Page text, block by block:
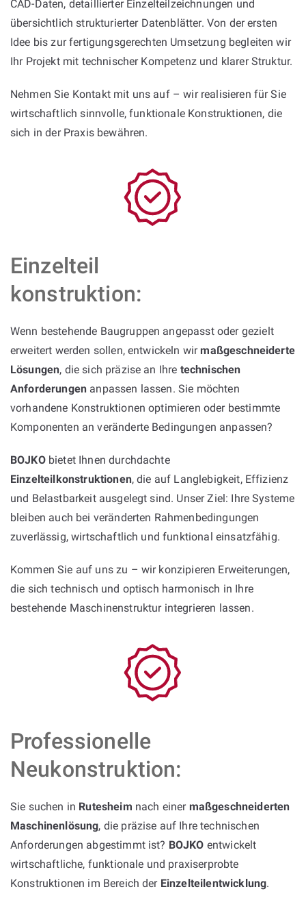
CAD-Daten, detaillierter Einzelteilzeichnungen und
übersichtlich strukturierter Datenblätter. Von der ersten
Idee bis zur fertigungsgerechten Umsetzung begleiten wir
Ihr Projekt mit technischer Kompetenz und klarer Struktur.
Nehmen Sie Kontakt mit uns auf – wir realisieren für Sie
wirtschaftlich sinnvolle, funktionale Konstruktionen, die
sich in der Praxis bewähren.
Einzelteil
konstruktion:
Wenn bestehende Baugruppen angepasst oder gezielt
erweitert werden sollen, entwickeln wirmaßgeschneiderte
Lösungen, die sich präzise an Ihre technischen
Anforderungen anpassen lassen. Sie möchten
vorhandene Konstruktionen optimieren oder bestimmte
Komponenten an veränderte Bedingungen anpassen?
BOJKObietet Ihnen durchdachte
Einzelteilkonstruktionen, die auf Langlebigkeit, Effizienz
und Belastbarkeit ausgelegt sind. Unser Ziel: Ihre Systeme
bleiben auch bei veränderten Rahmenbedingungen
zuverlässig, wirtschaftlich und funktional einsatzfähig.
Kommen Sie auf uns zu – wir konzipieren Erweiterungen,
die sich technisch und optisch harmonisch in Ihre
bestehende Maschinenstruktur integrieren lassen.
Professionelle
Neukonstruktion:
Sie suchen in Rutesheim nach einer maßgeschneiderten
Maschinenlösung, die präzise auf Ihre technischen
Anforderungen abgestimmt ist? BOJKO entwickelt
wirtschaftliche, funktionale und praxiserprobte
Konstruktionen im Bereich der Einzelteilentwicklung.